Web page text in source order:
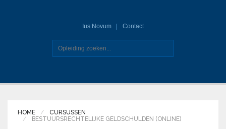
Ius Novum Contact
HOME
CURSUSSEN
BESTUURSRECHTELIJKE GELDSCHULDEN (ONLINE)